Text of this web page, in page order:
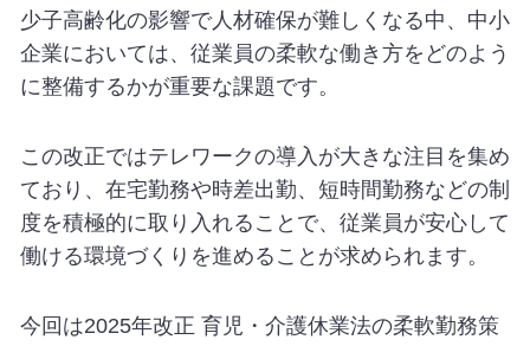
少子高齢化の影響で人材確保が難しくなる中、中小
企業においては、従業員の柔軟な働き方をどのよう
に整備するかが重要な課題です。
この改正ではテレワークの導入が大きな注目を集め
ており、在宅勤務や時差出勤、短時間勤務などの制
度を積極的に取り入れることで、従業員が安心して
働ける環境づくりを進めることが求められます。
今回は2025年改正 育児・介護休業法の柔軟勤務策